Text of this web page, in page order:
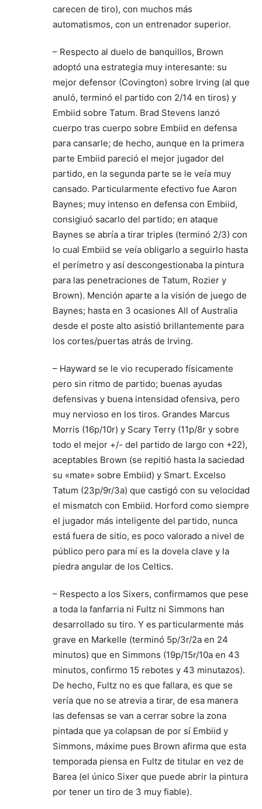
carecen de tiro), con muchos más
automatismos, con un entrenador superior.
– Respecto al duelo de banquillos, Brown
adoptó una estrategia muy interesante: su
mejor defensor (Covington) sobre Irving (al que
anuló, terminó el partido con 2/14 en tiros) y
Embiid sobre Tatum. Brad Stevens lanzó
cuerpo tras cuerpo sobre Embiid en defensa
para cansarle; de hecho, aunque en la primera
parte Embiid pareció el mejor jugador del
partido, en la segunda parte se le veía muy
cansado. Particularmente efectivo fue Aaron
Baynes; muy intenso en defensa con Embiid,
consigiuó sacarlo del partido; en ataque
Baynes se abría a tirar triples (terminó 2/3) con
lo cual Embiid se veía obligarlo a seguirlo hasta
el perímetro y así descongestionaba la pintura
para las penetraciones de Tatum, Rozier y
Brown). Mención aparte a la visión de juego de
Baynes; hasta en 3 ocasiones All of Australia
desde el poste alto asistió brillantemente para
los cortes/puertas atrás de Irving.
– Hayward se le vio recuperado físicamente
pero sin ritmo de partido; buenas ayudas
defensivas y buena intensidad ofensiva, pero
muy nervioso en los tiros. Grandes Marcus
Morris (16p/10r) y Scary Terry (11p/8r y sobre
todo el mejor +/- del partido de largo con +22),
aceptables Brown (se repitió hasta la saciedad
su «mate» sobre Embiid) y Smart. Excelso
Tatum (23p/9r/3a) que castigó con su velocidad
el mismatch con Embiid. Horford como siempre
el jugador más inteligente del partido, nunca
está fuera de sitio, es poco valorado a nivel de
público pero para mí es la dovela clave y la
piedra angular de los Celtics.
– Respecto a los Sixers, confirmamos que pese
a toda la fanfarria ni Fultz ni Simmons han
desarrollado su tiro. Y es particularmente más
grave en Markelle (terminó 5p/3r/2a en 24
minutos) que en Simmons (19p/15r/10a en 43
minutos, confirmo 15 rebotes y 43 minutazos).
De hecho, Fultz no es que fallara, es que se
vería que no se atrevia a tirar, de esa manera
las defensas se van a cerrar sobre la zona
pintada que ya colapsan de por sí Embiid y
Simmons, máxime pues Brown afirma que esta
temporada piensa en Fultz de titular en vez de
Barea (el único Sixer que puede abrir la pintura
por tener un tiro de 3 muy fiable).